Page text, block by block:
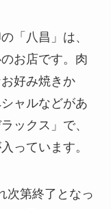
「八昌」は、
お店です。肉
好み焼きか
ャルなどがあ
ックス」で、
っています。
次第終了となっ